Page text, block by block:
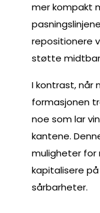
mer kompakt
repositionere
støtte
I kontrast, når
formasjonen
noe som lar
kantene.
muligheter for
kapitalisere
sårbarheter.